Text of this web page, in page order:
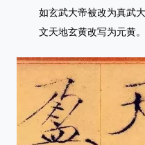
如玄武大帝被改为真武
文天地玄黄改写为元黄。